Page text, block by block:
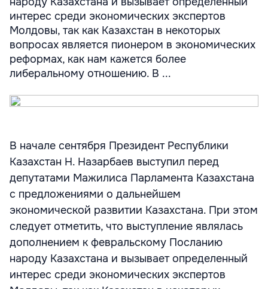
интерес среди экономических экспертов
Молдовы, так как Казахстан в некоторых
вопросах является пионером в экономических
реформах, как нам кажется более
либеральному отношению. В ...
В начале сентября Президент Республики
Казахстан Н. Назарбаев выступил перед
депутатами Мажилиса Парламента Казахстана
с предложениями о дальнейшем
экономической развитии Казахстана. При этом
следует отметить, что выступление являлась
дополнением к февральскому Посланию
народу Казахстана и вызывает определенный
интерес среди экономических экспертов